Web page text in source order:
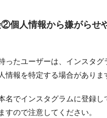
個人情報から嫌がらせ
ったユーザーは、インスタ
情報を特定する場合がありま
名でインスタグラムに登録
すので注意してください。